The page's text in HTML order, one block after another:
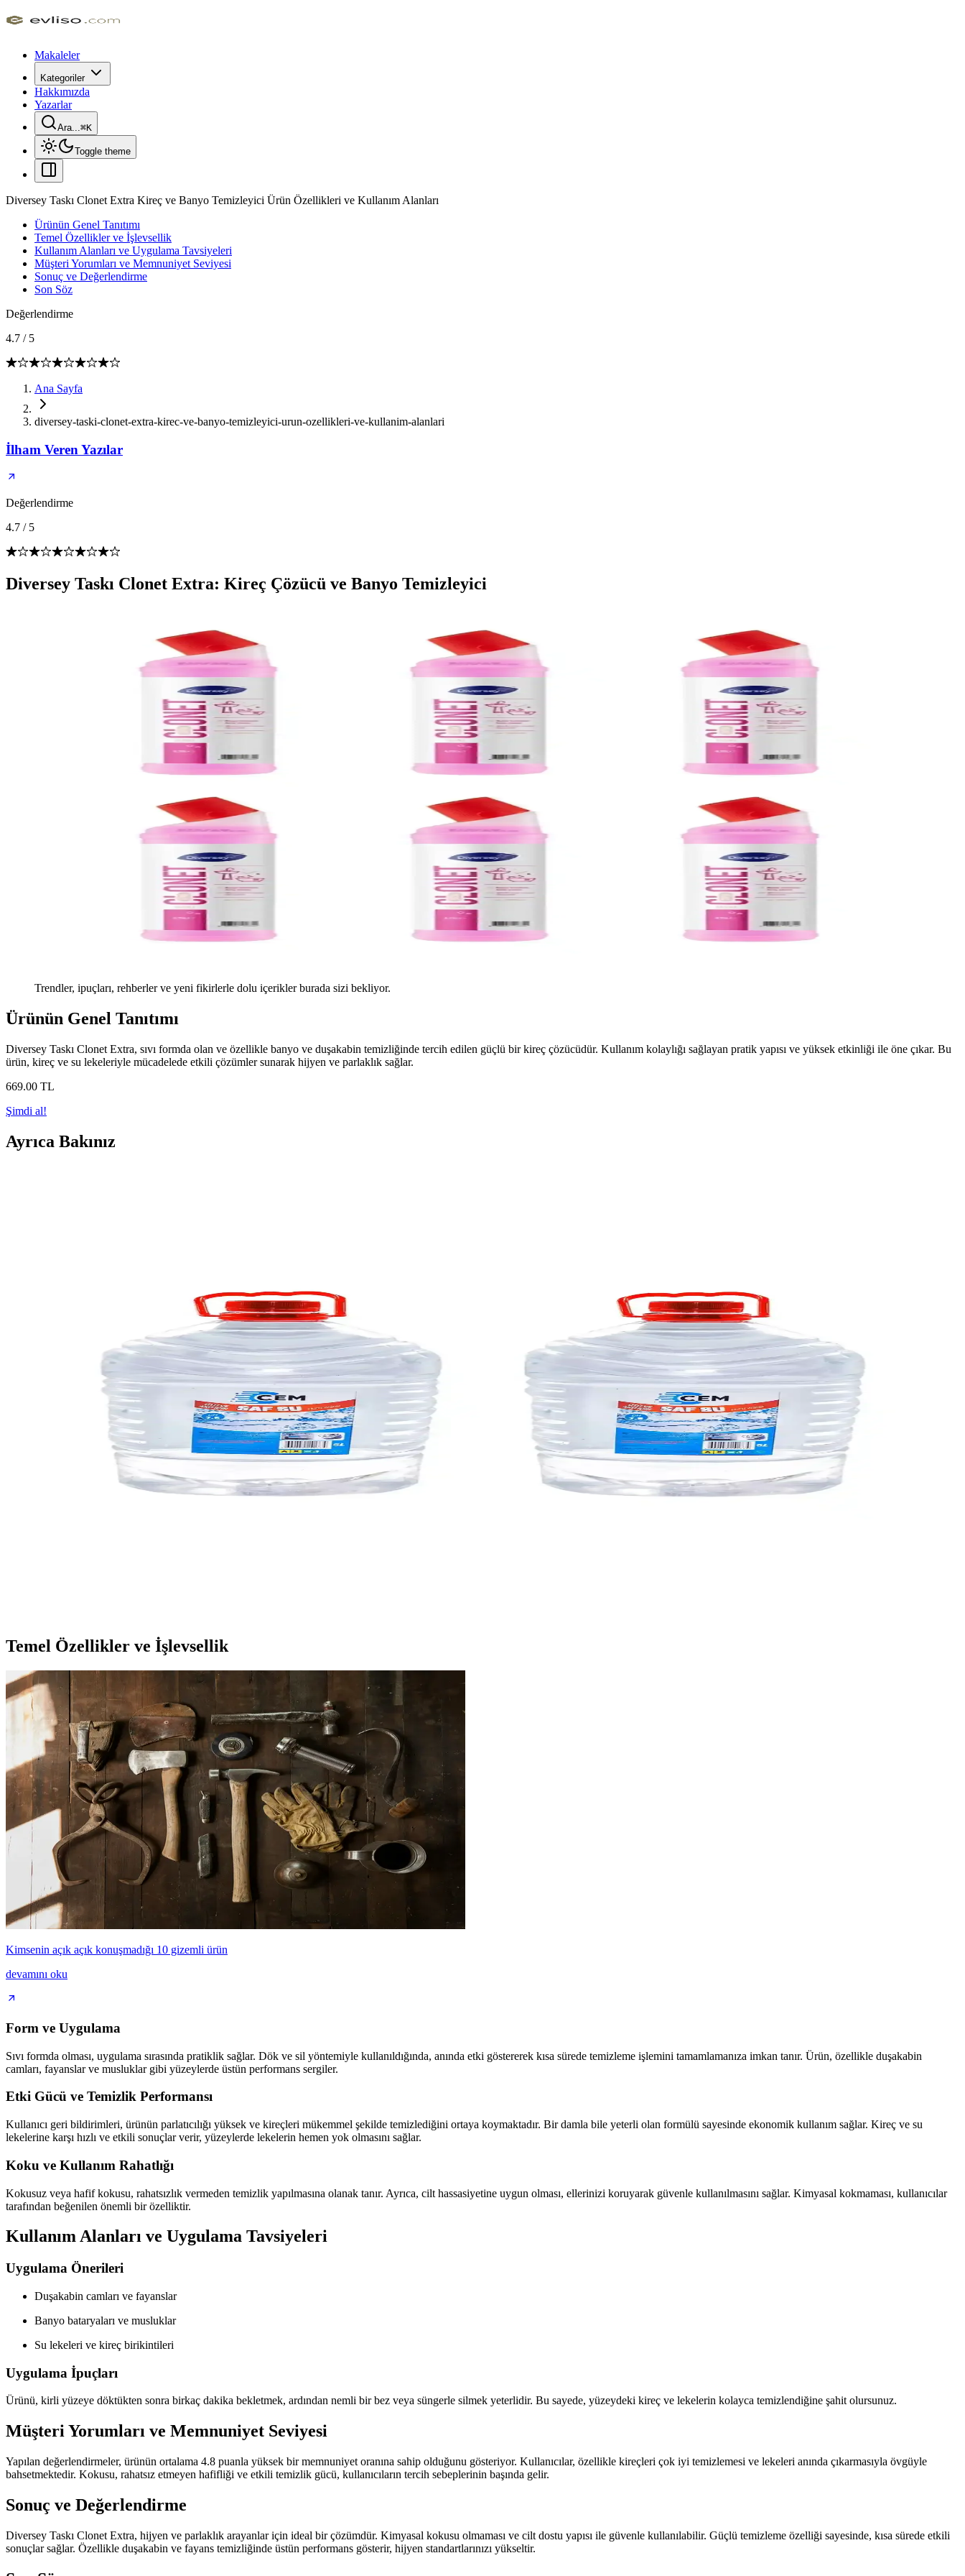
Makaleler
Kategoriler
Hakkımızda
Yazarlar
Ara...⌘K
Toggle theme
Diversey Taskı Clonet Extra Kireç ve Banyo Temizleyici Ürün Özellikleri ve Kullanım Alanları
Ürünün Genel Tanıtımı
Temel Özellikler ve İşlevsellik
Kullanım Alanları ve Uygulama Tavsiyeleri
Müşteri Yorumları ve Memnuniyet Seviyesi
Sonuç ve Değerlendirme
Son Söz
Değerlendirme
4.7 / 5
Ana Sayfa
diversey-taski-clonet-extra-kirec-ve-banyo-temizleyici-urun-ozellikleri-ve-kullanim-alanlari
İlham Veren Yazılar
Değerlendirme
4.7 / 5
Diversey Taskı Clonet Extra: Kireç Çözücü ve Banyo Temizleyici
Trendler, ipuçları, rehberler ve yeni fikirlerle dolu içerikler burada sizi bekliyor.
Ürünün Genel Tanıtımı
Diversey Taskı Clonet Extra, sıvı formda olan ve özellikle banyo ve duşakabin temizliğinde tercih edilen güçlü bir kireç çözücüdür. Kullanım kolaylığı sağlayan pratik yapısı ve yüksek etkinliği ile öne çıkar. Bu
ürün, kireç ve su lekeleriyle mücadelede etkili çözümler sunarak hijyen ve parlaklık sağlar.
669.00 TL
Şimdi al!
Ayrıca Bakınız
Sirkeli Temizleyiciler: Doğal ve Güvenilir Temizlik Çözümünün Temel Özellikleri
Sirkeli temizleyiciler, doğal içerikleri ve çok yönlü kullanımıyla çevre ve sağlık dostu temizlik alternatifidir. Asit içeriği sayesinde dezenfekte ve mineral kalıntılarını giderir, güvenle kullanılır.
Auto Glym Cam Yenileme Cilasının Özellikleri ve Kullanım Rehberi
Auto Glym Car Glass Polish, iç ve dış cam yüzeyleri temizler, parlaklık kazandırır ve yağmurda görüşü iyileştirir. Hafif kullanımla camlarınızda netlik ve şeffaflık sağlar.
Edde Araba Kireç ve Beton Suyu Sökücü Temizleyici İncelemesi ve Kullanım Rehberi
Edde Araba Temizleyici, beton suyu ve harç lekelerini hızla çözen profesyonel bir üründür. Kullanım talimatlarına dikkat edilerek, aracınızın estetiğini koruyabilir ve güvenli temizlik sağlayabilirsiniz.
Musluk Suyunda Düşük Basınç Sorunları ve Etkili Çözüm Yöntemleri
Musluklarda sıcak su basıncının düşmesi genellikle vana parçacıkları, aeratör tıkanıklığı ve kartuş sorunlarından kaynaklanır. Doğru tespit ve temizleme işlemleri basıncı artırabilir.
Temel Özellikler ve İşlevsellik
Kimsenin açık açık konuşmadığı 10 gizemli ürün
devamını oku
Form ve Uygulama
Sıvı formda olması, uygulama sırasında pratiklik sağlar. Dök ve sil yöntemiyle kullanıldığında, anında etki göstererek kısa sürede temizleme işlemini tamamlamanıza imkan tanır. Ürün, özellikle duşakabin
camları, fayanslar ve musluklar gibi yüzeylerde üstün performans sergiler.
Etki Gücü ve Temizlik Performansı
Kullanıcı geri bildirimleri, ürünün parlatıcılığı yüksek ve kireçleri mükemmel şekilde temizlediğini ortaya koymaktadır. Bir damla bile yeterli olan formülü sayesinde ekonomik kullanım sağlar. Kireç ve su
lekelerine karşı hızlı ve etkili sonuçlar verir, yüzeylerde lekelerin hemen yok olmasını sağlar.
Koku ve Kullanım Rahatlığı
Kokusuz veya hafif kokusu, rahatsızlık vermeden temizlik yapılmasına olanak tanır. Ayrıca, cilt hassasiyetine uygun olması, ellerinizi koruyarak güvenle kullanılmasını sağlar. Kimyasal kokmaması, kullanıcılar
tarafından beğenilen önemli bir özelliktir.
Kullanım Alanları ve Uygulama Tavsiyeleri
Uygulama Önerileri
Duşakabin camları ve fayanslar
Banyo bataryaları ve musluklar
Su lekeleri ve kireç birikintileri
Uygulama İpuçları
Ürünü, kirli yüzeye döktükten sonra birkaç dakika bekletmek, ardından nemli bir bez veya süngerle silmek yeterlidir. Bu sayede, yüzeydeki kireç ve lekelerin kolayca temizlendiğine şahit olursunuz.
Müşteri Yorumları ve Memnuniyet Seviyesi
Yapılan değerlendirmeler, ürünün ortalama 4.8 puanla yüksek bir memnuniyet oranına sahip olduğunu gösteriyor. Kullanıcılar, özellikle kireçleri çok iyi temizlemesi ve lekeleri anında çıkarmasıyla övgüyle
bahsetmektedir. Kokusu, rahatsız etmeyen hafifliği ve etkili temizlik gücü, kullanıcıların tercih sebeplerinin başında gelir.
Sonuç ve Değerlendirme
Diversey Taskı Clonet Extra, hijyen ve parlaklık arayanlar için ideal bir çözümdür. Kimyasal kokusu olmaması ve cilt dostu yapısı ile güvenle kullanılabilir. Güçlü temizleme özelliği sayesinde, kısa sürede etkili
sonuçlar sağlar. Özellikle duşakabin ve fayans temizliğinde üstün performans gösterir, hijyen standartlarınızı yükseltir.